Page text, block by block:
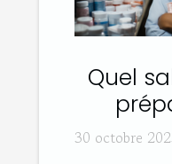
Quel
30 octobre